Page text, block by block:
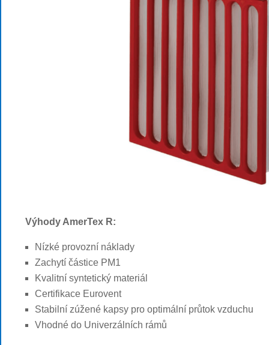
Výhody AmerTex R:
Nízké provozní náklady
Zachytí částice PM1
Kvalitní syntetický materiál
Certifikace Eurovent
Stabilní zúžené kapsy pro optimální průtok vzduchu
Vhodné do Univerzálních rámů